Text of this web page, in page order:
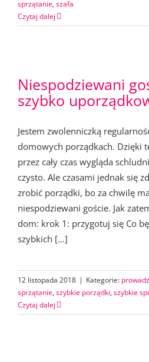
sprzątanie, szafa
Czytaj dalej
Niespodziewani
szybko
Jestem zwolenniczką
domowych porządkach. Dzięki
przez cały czas wygląda
czysto. Ale czasami jednak się
zrobić porządki, bo za chwilę
niespodziewani goście. Jak
dom: krok 1: przygotuj się Co
szybkich [...]
12 listopada 2018 | Kategorie:
sprzątanie, szybkie porządki, szybkie
Czytaj dalej